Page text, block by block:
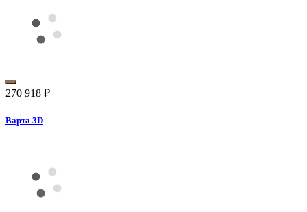
270 918 ₽
Варта 3D